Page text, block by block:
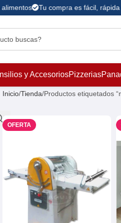
Tu compra es fácil, rápida
y AccesoriosPizzerias
Inicio Tienda Productos etiquetados
OFERTA